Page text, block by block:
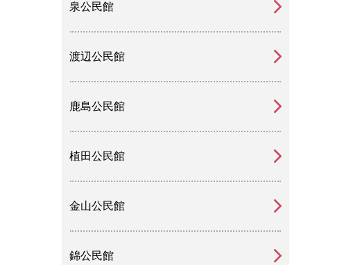
泉公民館
渡辺公民館
鹿島公民館
植田公民館
金山公民館
錦公民館